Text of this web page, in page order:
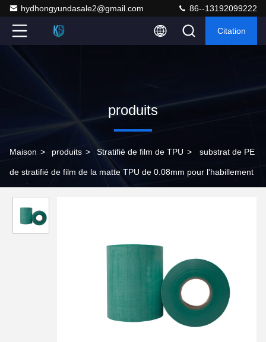
hydhongyundasale2@gmail.com 86--13192099222
Citation
produits
Maison > produits > Stratifié de film de TPU > substrat de PE
de stratifié de film de la matte TPU de 0.08mm pour l'habillement